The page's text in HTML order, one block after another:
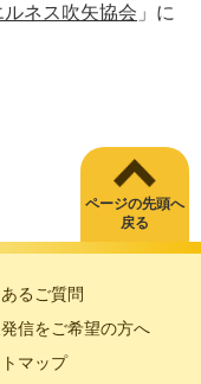
ネス吹矢協会 」に
ページの先頭へ
戻る
るご質問
信をご希望の方へ
マップ